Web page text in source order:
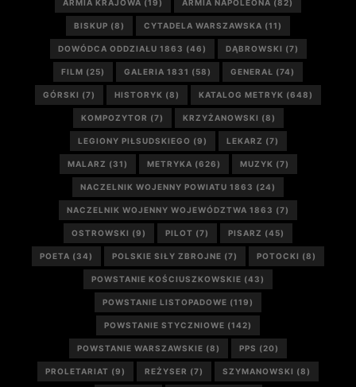
ARMIA KRAJOWA (19) ARMIA NAPOLEONA (82)
BISKUP (8) CYTADELA WARSZAWSKA (11)
DOWÓDCA ODDZIAŁU 1863 (46) DĄBROWSKI (7)
FILM (25) GALERIA 1831 (58) GENERAŁ (74)
GÓRSKI (7) HISTORYK (8) KATALOG METRYK (648)
KOMPOZYTOR (7) KRZYŻANOWSKI (8)
LEGIONY PIŁSUDSKIEGO (9) LEKARZ (7)
MALARZ (31) METRYKA (626) MUZYK (7)
NACZELNIK WOJENNY POWIATU 1863 (24)
NACZELNIK WOJENNY WOJEWÓDZTWA 1863 (7)
OSTROWSKI (9) PILOT (7) PISARZ (45)
POETA (34) POLSKIE SIŁY ZBROJNE (7) POTOCKI (8)
POWSTANIE KOŚCIUSZKOWSKIE (43)
POWSTANIE LISTOPADOWE (119)
POWSTANIE STYCZNIOWE (142)
POWSTANIE WARSZAWSKIE (8) PPS (20)
PROLETARIAT (9) REŻYSER (7) SZYMANOWSKI (8)